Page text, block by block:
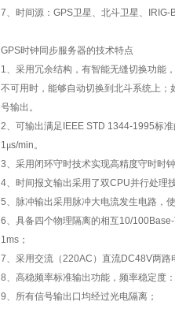
7、时间源： GPS卫星、北斗卫星、 IRIG-
GPS时钟同步服务器的技术特点
1、采用冗余结构，有智能无缝切换功能
不可用时，能够自动切换到北斗系统上；
号输出。
2、可输出满足 IEEE STD 1344-1995标
1μs/min。
3、采用闭环守时技术实现高精度守时时
4、时间报文输出采用了双CPU并行处理
5、脉冲输出采用脉冲大电流发生电路，
6、具备四个物理隔离的相互10/
1ms ；
7、采用交流（220AC ）直流DC48V两路
8、高稳频率标准输出功能，频率稳定度：
9、所有信号输出口均经过光电隔离；